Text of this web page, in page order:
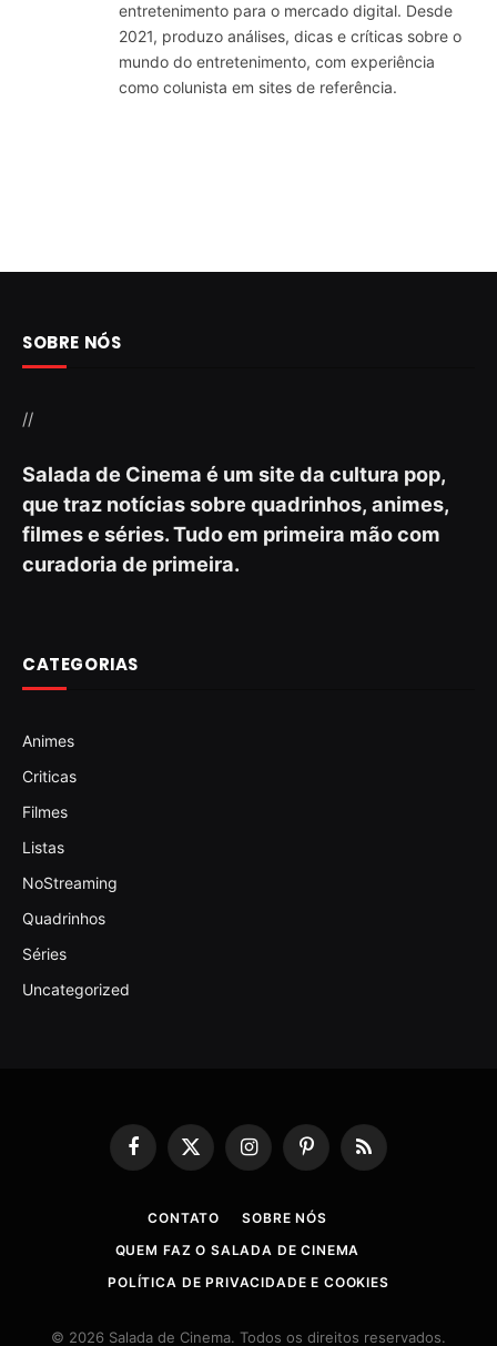
entretenimento para o mercado digital. Desde
2021, produzo análises, dicas e críticas sobre o
mundo do entretenimento, com experiência
como colunista em sites de referência.
SOBRE NÓS
//
Salada de Cinema é um site da cultura pop,
que traz notícias sobre quadrinhos, animes,
filmes e séries. Tudo em primeira mão com
curadoria de primeira.
CATEGORIAS
Animes
Criticas
Filmes
Listas
NoStreaming
Quadrinhos
Séries
Uncategorized
Facebook
X
InstagramPinterestRSS
CONTATO
SOBRE NÓS
QUEM FAZ O SALADA DE CINEMA
POLÍTICA DE PRIVACIDADE E COOKIES
© 2026 Salada de Cinema. Todos os direitos reservados.